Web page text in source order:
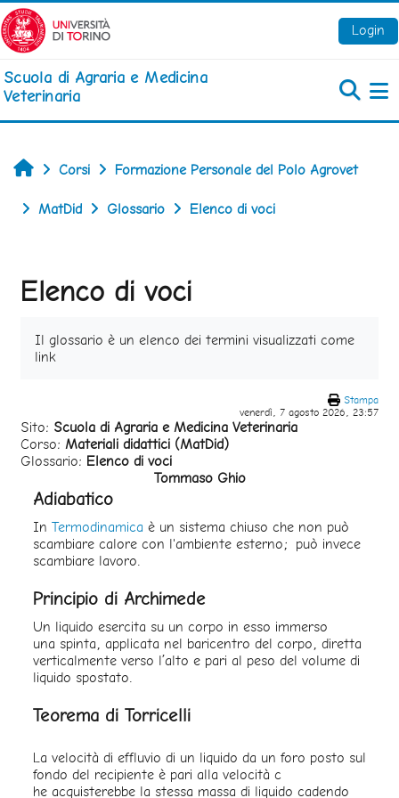
Vai al contenuto principale
Login
Scuola di Agraria e Medicina
Veterinaria
Home
Corsi Formazione Personale del Polo Agrovet
MatDid Glossario Elenco di voci
Elenco di voci
Il glossario è un elenco dei termini visualizzati come
link
Stampa
venerdì, 7 agosto 2026, 23:57
Sito: Scuola di Agraria e Medicina Veterinaria
Corso: Materiali didattici (MatDid)
Glossario: Elenco di voci
Tommaso Ghio
Adiabatico
In Termodinamica è un sistema chiuso che non può
scambiare calore con l'ambiente esterno; può invece
scambiare lavoro.
Principio di Archimede
Un liquido esercita su un corpo in esso immerso
una spinta, applicata nel baricentro del corpo, diretta
verticalmente verso l’alto e pari al peso del volume di
liquido spostato.
Teorema di Torricelli
La velocità di effluvio di un liquido da un foro posto sul
fondo del recipiente è pari alla velocità c
he acquisterebbe la stessa massa di liquido cadendo